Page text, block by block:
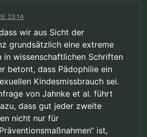
23:14
wir aus Sicht der
grundsätzlich eine extreme
in wissenschaftlichen Schriften
betont, dass Pädophilie ein
Kindesmissbrauch sei.
von Jahnke et al. führt
dass gut jeder zweite
nicht nur für
ist,